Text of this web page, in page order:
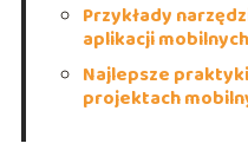
Przykłady
aplikacji mobilnych
Najlepsze
projektach